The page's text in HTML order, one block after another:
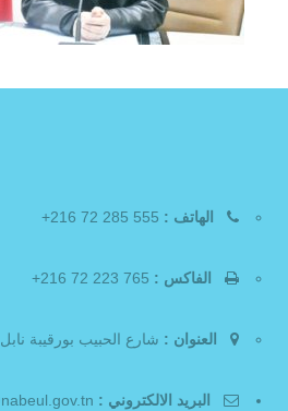
الهاتف :
الفاكس :
العنوان : شارع الحبيب بورقيبة نابل 8000
البريد الالكتروني :